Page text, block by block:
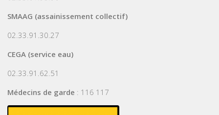
SMAAG (assainissement collectif)
02.33.91.30.27
CEGA (service eau)
02.33.91.62.51
Médecins de garde : 116 117